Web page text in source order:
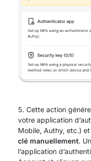
Cette action
votre application
Mobile, Authy, etc.) et
clé manuellement.
l’application